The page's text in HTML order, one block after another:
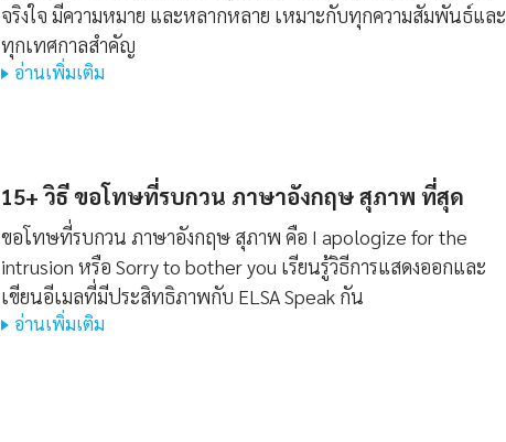
จริงใจ มีความหมาย และหลากหลาย เหมาะกับทุกความสัมพันธ์และ
ทุกเทศกาลสำคัญ
อ่านเพิ่มเติม
15+ วิธี ขอโทษที่รบกวน ภาษาอังกฤษ สุภาพ ที่สุด
ขอโทษที่รบกวน ภาษาอังกฤษ สุภาพ คือ I apologize for the
intrusion หรือ Sorry to bother you เรียนรู้วิธีการแสดงออกและ
เขียนอีเมลที่มีประสิทธิภาพกับ ELSA Speak กัน
อ่านเพิ่มเติม